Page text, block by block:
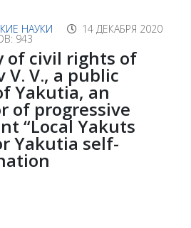
НАУКИ 14 ДЕКАБРЯ 2020
943
of civil rights of
V. V., a public
Yakutia, an
of progressive
“Local Yakuts
Yakutia self-